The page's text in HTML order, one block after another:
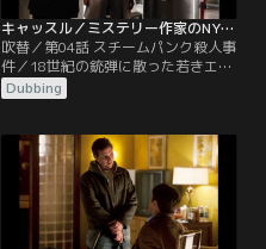
キャッスル／ミステリー作家のNY事件簿 シーズン3 第04話／吹替
吹替／第04話 スチームパンク殺人事
件／18世紀の銃弾に散った若きエリ
ート--セントラル・パークで若い男
の銃殺体が発見された。身元はダニ
資会社に勤めるエリートと判明し
た。遺体は下着しか身に着けておら
ず、検視によると約200年前の弾で
撃たれていたことから、キャッスル
は“タイムトラベラーによる犯行”と
妄想を働かせる。
Dubbing